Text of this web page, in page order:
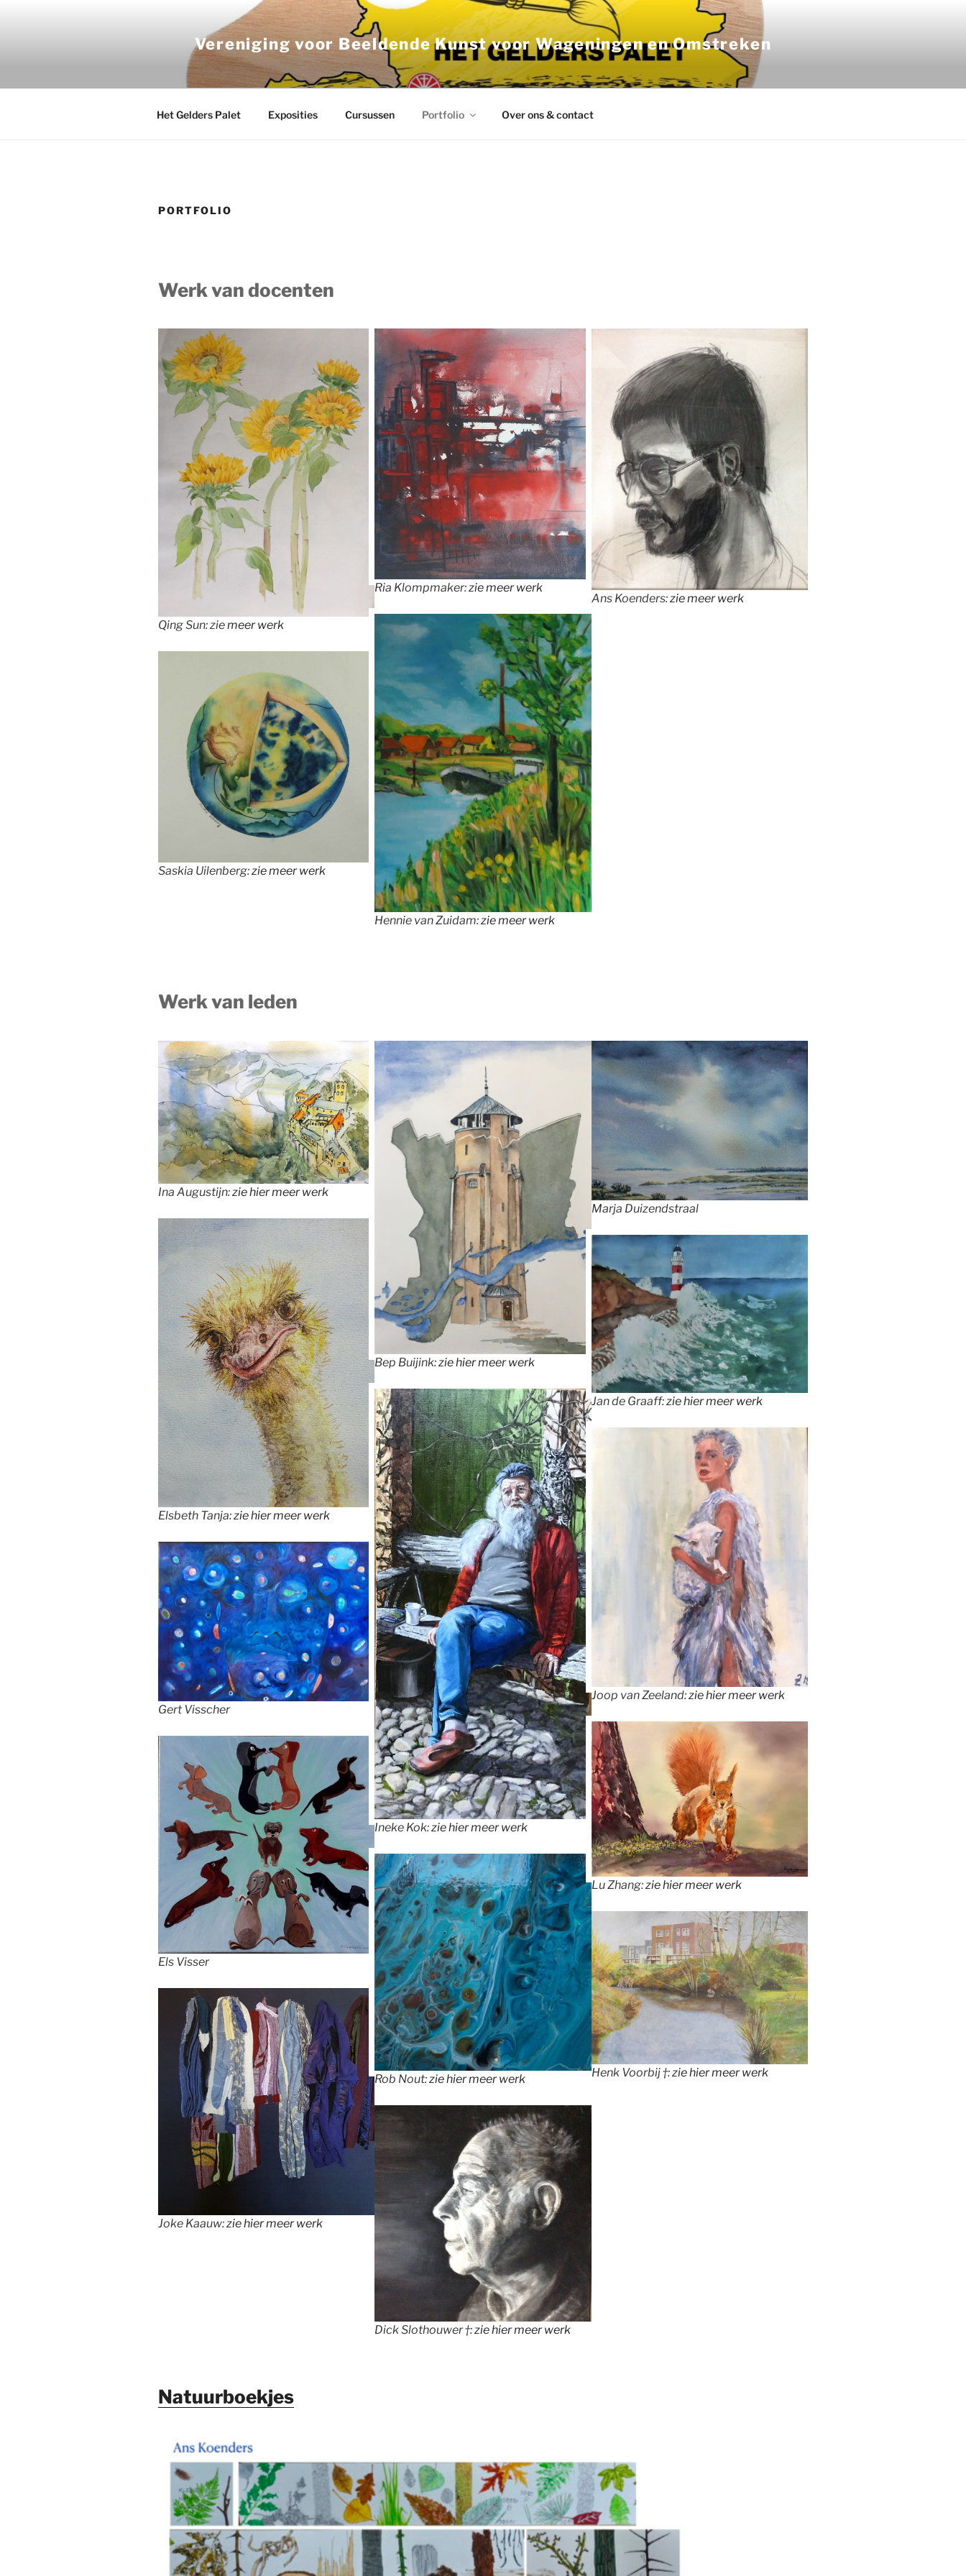
Vereniging voor Beeldende Kunst voor Wageningen en Omstreken
Het Gelders Palet Exposities Cursussen Portfolio Over ons & contact
PORTFOLIO
Werk van docenten
Qing Sun: ziemeer werk
Saskia Uilenberg:zie meer werk
Ria Klompmaker:zie meer werk
Hennie van Zuidam:zie meer werk
Ans Koenders:zie meer werk
Werk van leden
Ina Augustijn:zie hier meer werk
Elsbeth Tanja:zie hier meer werk
Gert Visscher
Els Visser
Joke Kaauw:zie hier meer werk
Bep Buijink:zie hier meer werk
Ineke Kok:zie hier meer werk
Rob Nout:zie hier meer werk
Dick Slothouwer †:zie hier meer werk
Marja Duizendstraal
Jan de Graaff:zie hier meer werk
Joop van Zeeland:zie hier meer werk
Lu Zhang:zie hier meer werk
Henk Voorbij †:zie hier meer werk
Natuurboekjes